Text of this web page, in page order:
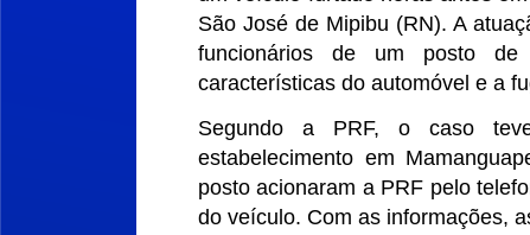
São José de Mipibu (RN). A
funcionários de um posto de
características do automóvel e a
Segundo a PRF, o caso
estabelecimento em
posto acionaram a PRF pelo
do veículo. Com as informações,